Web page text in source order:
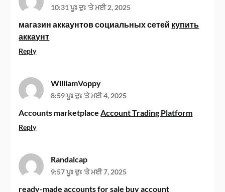
10:31 ਪੂਃ ਦੁਃ 'ਤੇ ਮਈ 2, 2025
магазин аккаунтов социальных сетей купить
аккаунт
Reply
WilliamVoppy
8:59 ਪੂਃ ਦੁਃ 'ਤੇ ਮਈ 4, 2025
Accounts marketplace Account Trading Platform
Reply
Randalcap
9:57 ਪੂਃ ਦੁਃ 'ਤੇ ਮਈ 7, 2025
ready-made accounts for sale buy account